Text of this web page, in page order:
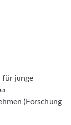
für junge
(Forschung